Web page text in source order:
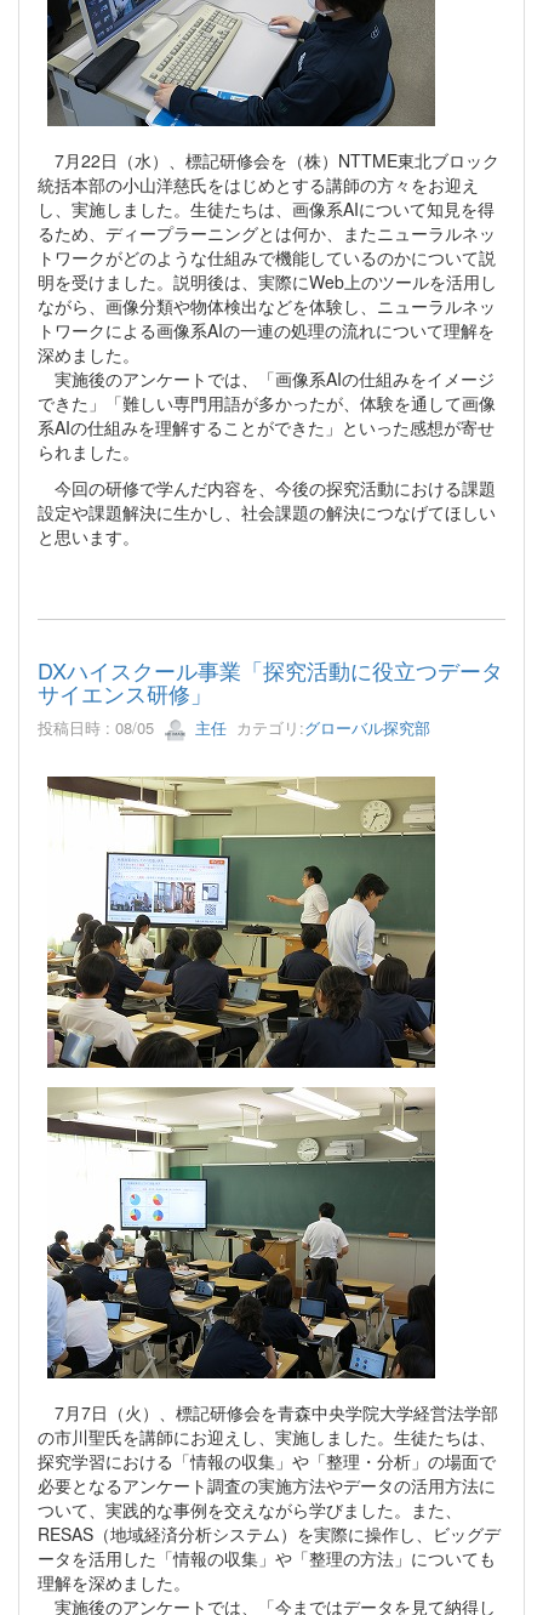
7月22日（水）、標記研修会を（株）NTTME東北ブロック
統括本部の小山洋慈氏をはじめとする講師の方々をお迎え
し、実施しました。生徒たちは、画像系AIについて知見を得
るため、ディープラーニングとは何か、またニューラルネッ
トワークがどのような仕組みで機能しているのかについて説
明を受けました。説明後は、実際にWeb上のツールを活用し
ながら、画像分類や物体検出などを体験し、ニューラルネッ
トワークによる画像系AIの一連の処理の流れについて理解を
深めました。
実施後のアンケートでは、「画像系AIの仕組みをイメージ
できた」「難しい専門用語が多かったが、体験を通して画像
系AIの仕組みを理解することができた」といった感想が寄せ
られました。
今回の研修で学んだ内容を、今後の探究活動における課題
設定や課題解決に生かし、社会課題の解決につなげてほしい
と思います。
DXハイスクール事業「探究活動に役立つデータ
サイエンス研修」
投稿日時 : 08/05 主任 カテゴリ:グローバル探究部
7月7日（火）、標記研修会を青森中央学院大学経営法学部
の市川聖氏を講師にお迎えし、実施しました。生徒たちは、
探究学習における「情報の収集」や「整理・分析」の場面で
必要となるアンケート調査の実施方法やデータの活用方法に
ついて、実践的な事例を交えながら学びました。また、
RESAS（地域経済分析システム）を実際に操作し、ビッグデ
ータを活用した「情報の収集」や「整理の方法」についても
理解を深めました。
実施後のアンケートでは、「今まではデータを見て納得し